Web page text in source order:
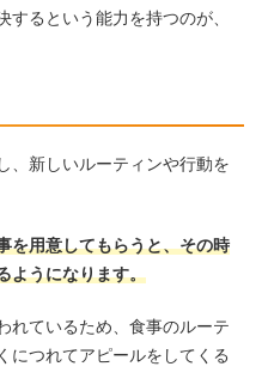
るという能力を持つのが、
、新しいルーティンや行動を
を用意してもらうと、その時
ようになります。
れているため、食事のルーテ
につれてアピールをしてくる